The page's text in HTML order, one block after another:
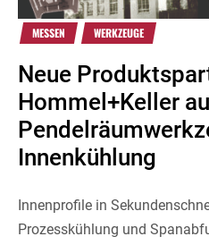
MESSEN WERKZEUGE
Neue
Hommel+Keller
Innenkühlung
Innenprofile in
Prozesskühlung und